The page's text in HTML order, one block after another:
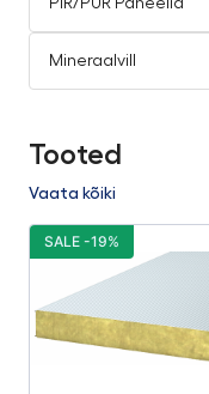
PIR/PUR Paneelid
Mineraalvill
Tooted
Vaata kõiki
SALE -19%